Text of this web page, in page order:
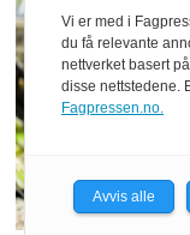
Vi er med i
du få relevante
nettverket basert
disse nettstedene.
Fagpressen.no.
Avvis alle